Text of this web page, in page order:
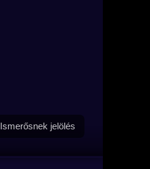
Ismerősnek jelölés